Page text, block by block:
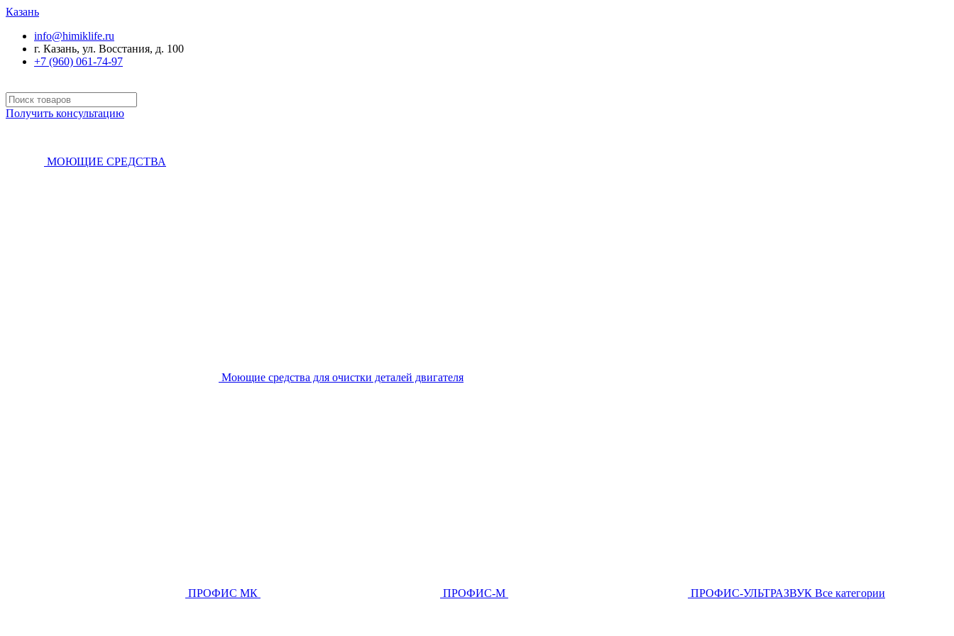
Казань
info@himiklife.ru
г. Казань, ул. Восстания, д. 100
+7 (960) 061-74-97
Получить консультацию
МОЮЩИЕ СРЕДСТВА
Моющие средства для очистки деталей двигателя
ПРОФИС МК ПРОФИС-М ПРОФИС-УЛЬТРАЗВУК Все категории